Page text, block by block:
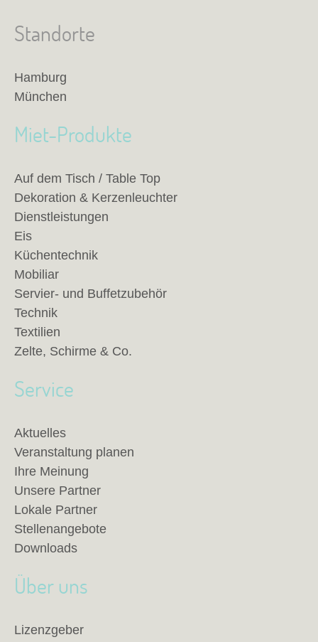
Standorte
Hamburg
München
Miet-Produkte
Auf dem Tisch / Table Top
Dekoration & Kerzenleuchter
Dienstleistungen
Eis
Küchentechnik
Mobiliar
Servier- und Buffetzubehör
Technik
Textilien
Zelte, Schirme & Co.
Service
Aktuelles
Veranstaltung planen
Ihre Meinung
Unsere Partner
Lokale Partner
Stellenangebote
Downloads
Über uns
Lizenzgeber